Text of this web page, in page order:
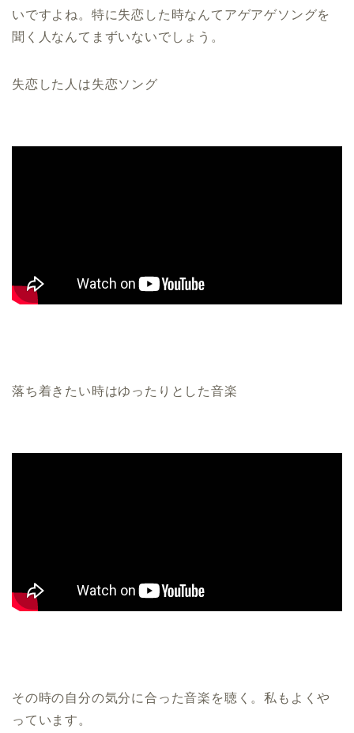
いですよね。特に失恋した時なんてアゲアゲソングを
聞く人なんてまずいないでしょう。
失恋した人は失恋ソング
落ち着きたい時はゆったりとした音楽
その時の自分の気分に合った音楽を聴く。私もよくや
っています。